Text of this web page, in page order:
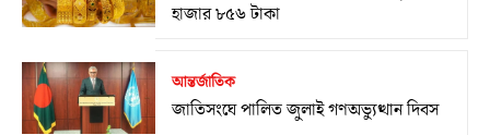
হাজার ৮৫৬ টাকা
আন্তর্জাতিক
জাতিসংঘে পালিত জুলাই গণঅভ্যুত্থান দিবস